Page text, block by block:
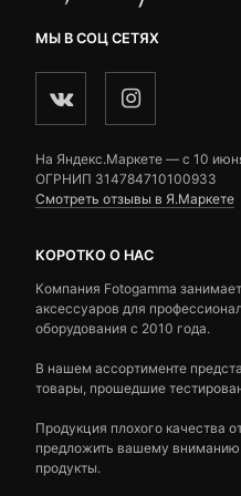
МЫ В СОЦ СЕТЯХ
На Яндекс.Маркете — c 10
ОГРНИП 314784710100933
Смотреть отзывы в Я.Маркете
КОРОТКО О НАС
Компания Fotogamma
аксессуаров для
оборудования с 2010 года.
В нашем ассортименте
товары, прошедшие
Продукция плохого качества
предложить вашему вниманию
продукты.